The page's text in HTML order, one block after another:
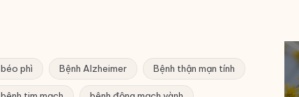
béo phì Bệnh Alzheimer Bệnh thận mạn tính